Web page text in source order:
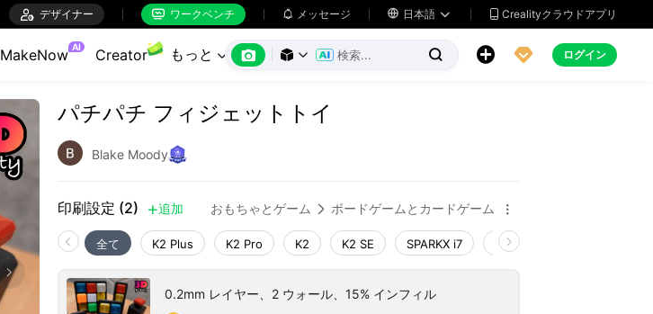
 デザイナー  ワークベンチ  メッセージ  日本語   Crealityクラウドアプリ
MakeNow AI Creator もっと        ログイン
パチパチ フィジェットトイ
Blake Moody
印刷設定 (2) 追加 おもちゃとゲーム  ボードゲームとカードゲーム 
全て K2 Plus K2 Pro K2 K2 SE SPARKX i7 Creality Hi
0.2mm レイヤー、2 ウォール、15% インフィル